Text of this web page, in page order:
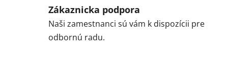
Zákaznicka podpora
Naši zamestnanci sú vám k dispozícii pre
odbornú radu.